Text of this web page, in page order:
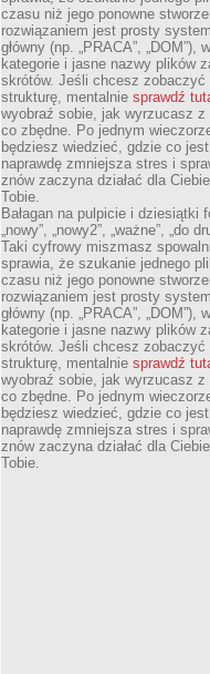
czasu niż jego ponowne
rozwiązaniem jest prosty
główny (np. „PRACA”, „DOM”),
kategorie i jasne nazwy plików
skrótów. Jeśli chcesz zobaczyć
strukturę, mentalnie sprawdź
wyobraź sobie, jak wyrzucasz
co zbędne. Po jednym
będziesz wiedzieć, gdzie co
naprawdę zmniejsza stres i
znów zaczyna działać dla
Tobie.
Bałagan na pulpicie i dziesiątki
„nowy”, „nowy2”, „ważne”, „do
Taki cyfrowy miszmasz
sprawia, że szukanie jednego
czasu niż jego ponowne
rozwiązaniem jest prosty
główny (np. „PRACA”, „DOM”),
kategorie i jasne nazwy plików
skrótów. Jeśli chcesz zobaczyć
strukturę, mentalnie sprawdź
wyobraź sobie, jak wyrzucasz
co zbędne. Po jednym
będziesz wiedzieć, gdzie co
naprawdę zmniejsza stres i
znów zaczyna działać dla
Tobie.